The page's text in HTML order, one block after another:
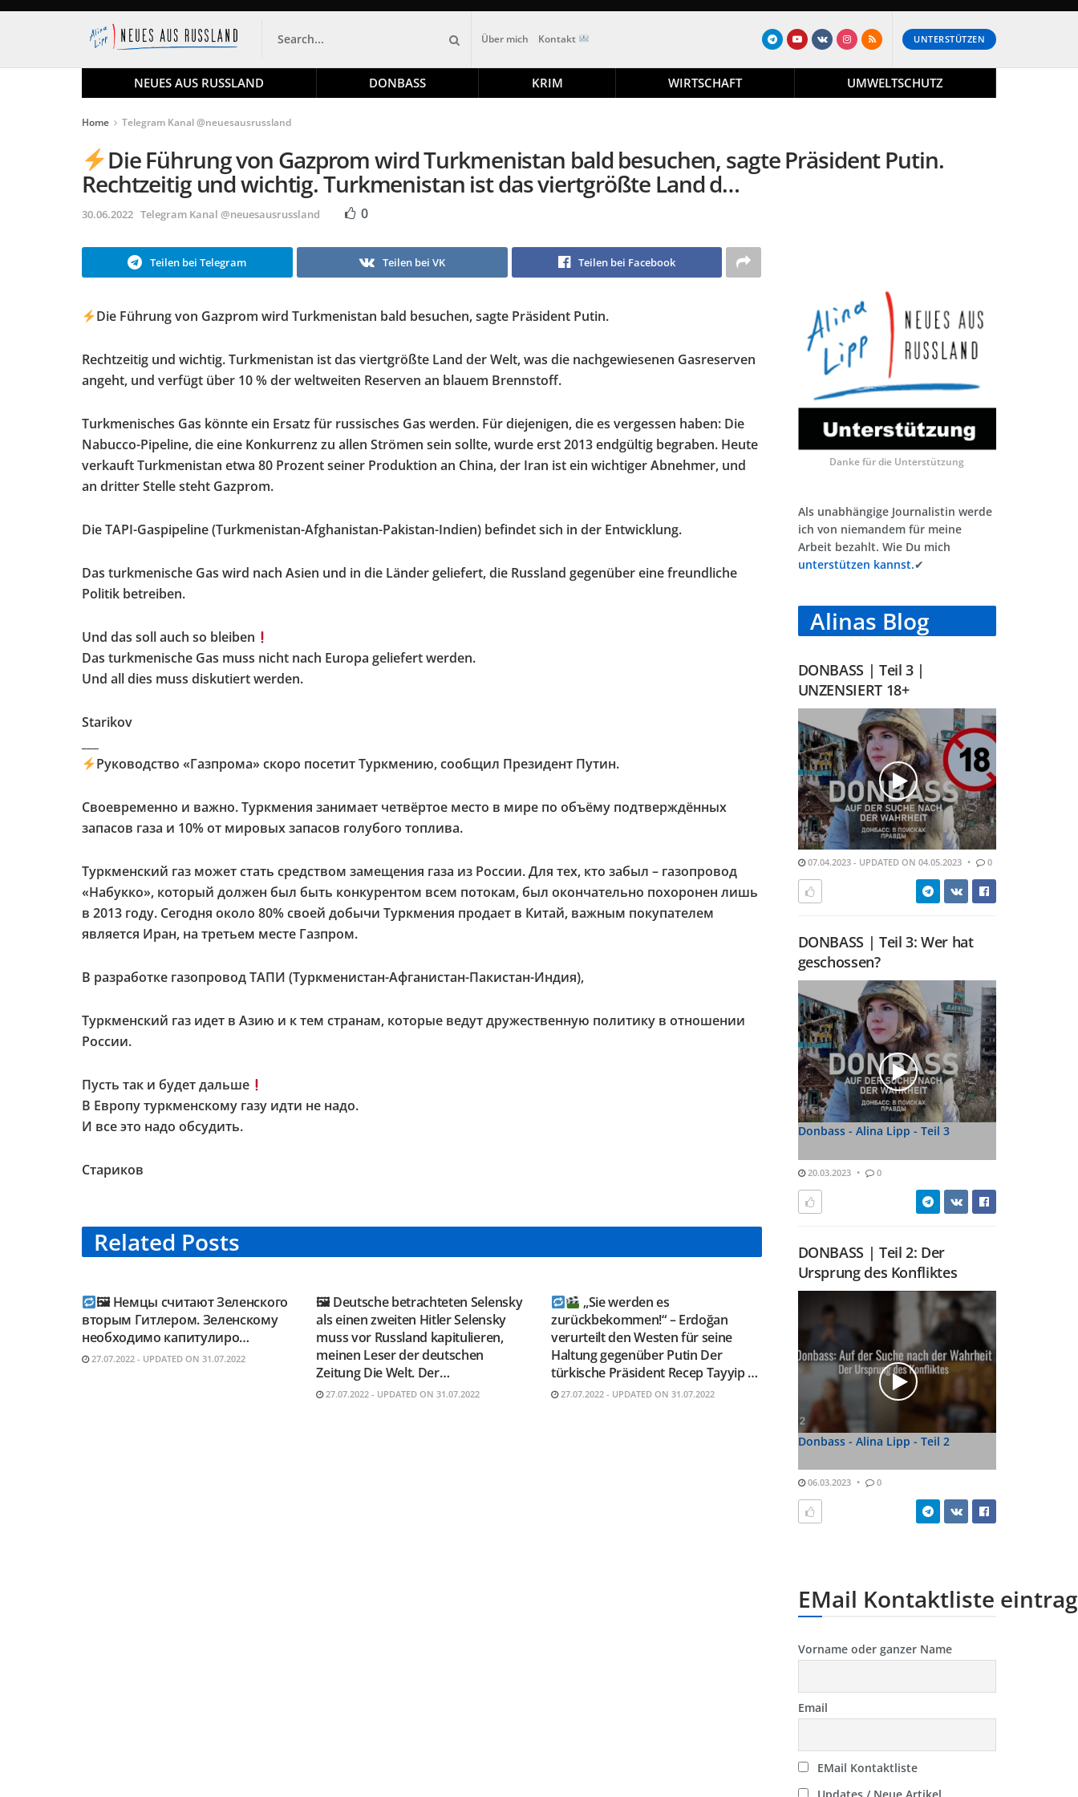
Über mich Kontakt UNTERSTÜTZEN
NEUES AUS RUSSLAND DONBASS KRIM WIRTSCHAFT UMWELTSCHUTZ
Home Telegram Kanal @neuesausrussland
Die Führung von Gazprom wird Turkmenistan bald besuchen, sagte Präsident Putin.
Rechtzeitig und wichtig. Turkmenistan ist das viertgrößte Land d…
30.06.2022 Telegram Kanal @neuesausrussland 0
Teilen bei Telegram Teilen bei VK Teilen bei Facebook
Die Führung von Gazprom wird Turkmenistan bald besuchen, sagte Präsident Putin.
Rechtzeitig und wichtig. Turkmenistan ist das viertgrößte Land der Welt, was die nachgewiesenen Gasreserven
angeht, und verfügt über 10 % der weltweiten Reserven an blauem Brennstoff.
Turkmenisches Gas könnte ein Ersatz für russisches Gas werden. Für diejenigen, die es vergessen haben: Die
Nabucco-Pipeline, die eine Konkurrenz zu allen Strömen sein sollte, wurde erst 2013 endgültig begraben. Heute
verkauft Turkmenistan etwa 80 Prozent seiner Produktion an China, der Iran ist ein wichtiger Abnehmer, und
an dritter Stelle steht Gazprom.
Die TAPI-Gaspipeline (Turkmenistan-Afghanistan-Pakistan-Indien) befindet sich in der Entwicklung.
Das turkmenische Gas wird nach Asien und in die Länder geliefert, die Russland gegenüber eine freundliche
Politik betreiben.
Und das soll auch so bleiben
Das turkmenische Gas muss nicht nach Europa geliefert werden.
Und all dies muss diskutiert werden.
Starikov
Руководство «Газпрома» скоро посетит Туркмению, сообщил Президент Путин.
Своевременно и важно. Туркмения занимает четвёртое место в мире по объёму подтверждённых
запасов газа и 10% от мировых запасов голубого топлива.
Туркменский газ может стать средством замещения газа из России. Для тех, кто забыл – газопровод
«Набукко», который должен был быть конкурентом всем потокам, был окончательно похоронен лишь
в 2013 году. Сегодня около 80% своей добычи Туркмения продает в Китай, важным покупателем
является Иран, на третьем месте Газпром.
В разработке газопровод ТАПИ (Туркменистан-Афганистан-Пакистан-Индия),
Туркменский газ идет в Азию и к тем странам, которые ведут дружественную политику в отношении
России.
Пусть так и будет дальше
В Европу туркменскому газу идти не надо.
И все это надо обсудить.
Стариков
Related Posts
TELEGRAM KANAL
🖼 Немцы считают Зеленского
вторым Гитлером. Зеленскому
необходимо капитулиро…
27.07.2022 - UPDATED ON 31.07.2022
TELEGRAM KANAL
🖼 Deutsche betrachteten Selensky
als einen zweiten Hitler Selensky
muss vor Russland kapitulieren,
meinen Leser der deutschen
Zeitung Die Welt. Der…
27.07.2022 - UPDATED ON 31.07.2022
TELEGRAM KANAL
„Sie werden es
zurückbekommen!“ – Erdoğan
verurteilt den Westen für seine
Haltung gegenüber Putin Der
türkische Präsident Recep Tayyip …
27.07.2022 - UPDATED ON 31.07.2022
Danke für die Unterstützung
Als unabhängige Journalistin werde
ich von niemandem für meine
Arbeit bezahlt. Wie Du mich
unterstützen kannst.✔
Alinas Blog
DONBASS | Teil 3 |
UNZENSIERT 18+
07.04.2023 - UPDATED ON 04.05.2023 0
DONBASS | Teil 3: Wer hat
geschossen?
Donbass - Alina Lipp - Teil 3
20.03.2023 0
DONBASS | Teil 2: Der
Ursprung des Konfliktes
Donbass - Alina Lipp - Teil 2
06.03.2023 0
EMail Kontaktliste
Vorname oder ganzer Name
Email
EMail Kontaktliste